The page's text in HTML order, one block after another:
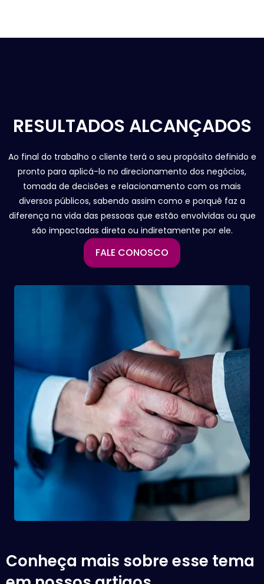
RESULTADOS ALCANÇADOS
Ao final do trabalho o cliente terá o seu propósito definido e
pronto para aplicá-lo no direcionamento dos negócios,
tomada de decisões e relacionamento com os mais
diversos públicos, sabendo assim como e porquê faz a
diferença na vida das pessoas que estão envolvidas ou que
são impactadas direta ou indiretamente por ele.
FALE CONOSCO
Conheça mais sobre esse tema